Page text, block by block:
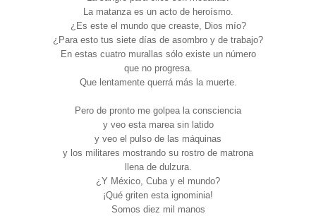
La matanza es un acto de heroísmo.
¿Es este el mundo que creaste, Dios mío?
¿Para esto tus siete días de asombro y de trabajo?
En estas cuatro murallas sólo existe un número
que no progresa.
Que lentamente querrá más la muerte.
Pero de pronto me golpea la consciencia
y veo esta marea sin latido
y veo el pulso de las máquinas
y los militares mostrando su rostro de matrona
llena de dulzura.
¿Y México, Cuba y el mundo?
¡Qué griten esta ignominia!
Somos diez mil manos